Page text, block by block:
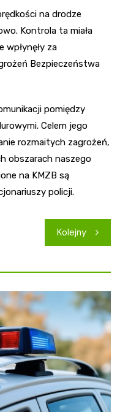
na drodze
Kontrola ta miała
wpłynęły za
Bezpieczeństwa
pomiędzy
Celem jego
rozmaitych zagrożeń,
obszarach naszego
na KMZB są
policji.
Kolejny